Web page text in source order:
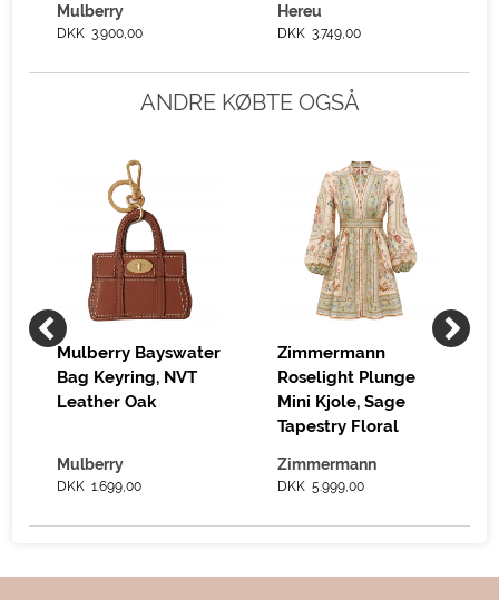
Mulberry
DKK 3.900,00
Hereu
DKK 3.749,00
ANDRE KØBTE OGSÅ
Mulberry Bayswater
Bag Keyring, NVT
Leather Oak
Mulberry
DKK 1.699,00
Zimmermann
Roselight Plunge
Mini Kjole, Sage
Tapestry Floral
Zimmermann
DKK 5.999,00